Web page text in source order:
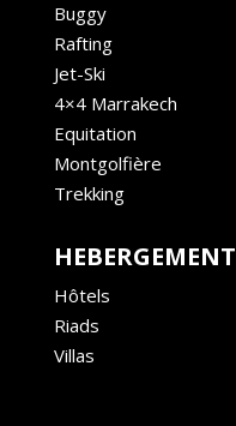
Buggy
Rafting
Jet-Ski
4×4 Marrakech
Equitation
Montgolfière
Trekking
HEBERGEMENT
Hôtels
Riads
Villas